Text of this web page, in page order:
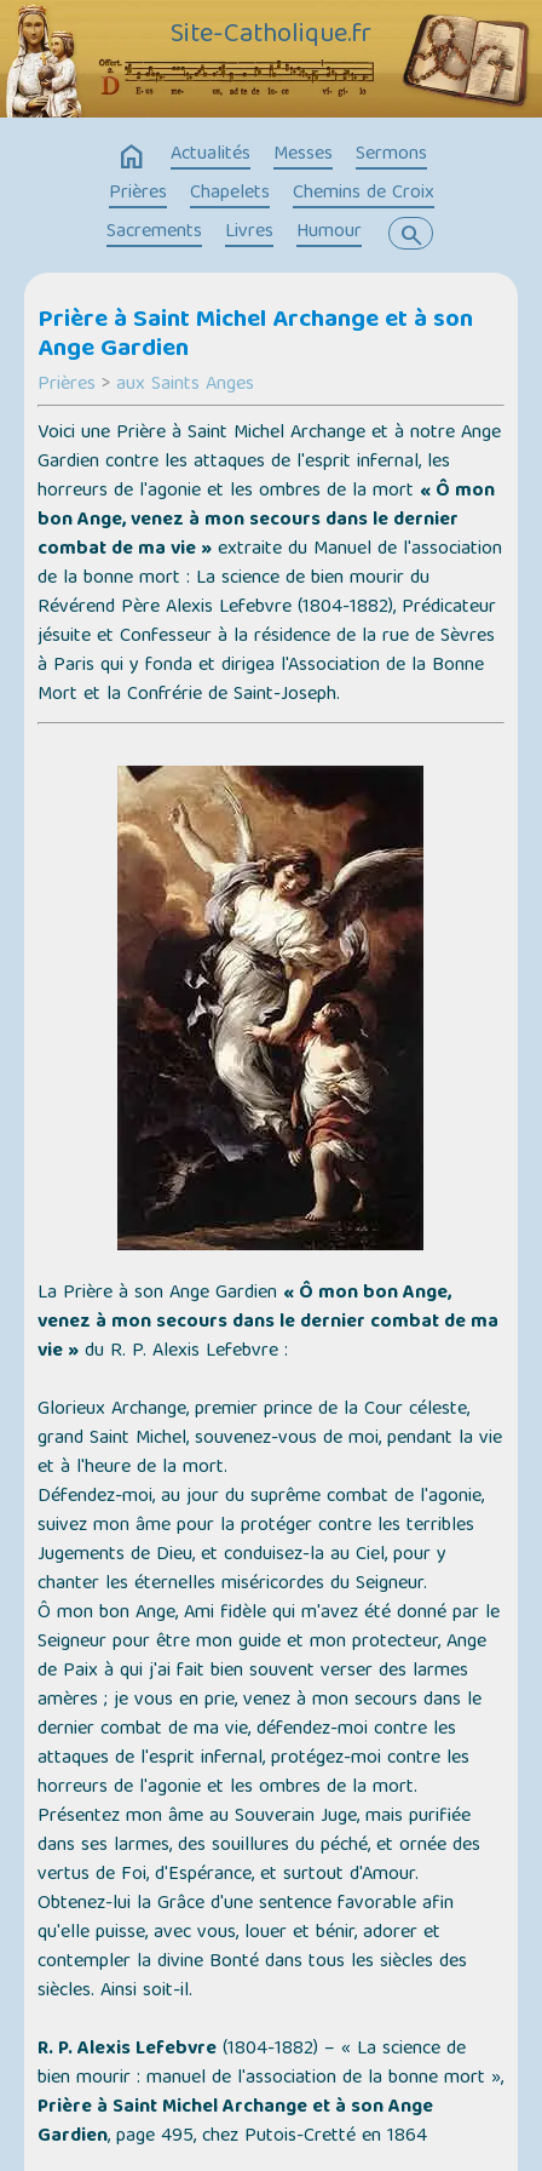
Site-Catholique.fr
home Actualités Messes
Sermons
Prières
Chapelets
Chemins de Croix
Sacrements
Livres Humour search
Prière à Saint Michel Archange et à son
Ange Gardien
Prières > aux Saints Anges
Voici une Prière à Saint Michel Archange et à notre Ange
Gardien contre les attaques de l'esprit infernal, les
horreurs de l'agonie et les ombres de la mort « Ô mon
bon Ange, venez à mon secours dans le dernier
combat de ma vie »extraite du Manuel de l'association
de la bonne mort : La science de bien mourirdu
Révérend Père Alexis Lefebvre (1804-1882), Prédicateur
jésuite et Confesseur à la résidence de la rue de Sèvres
à Paris qui y fonda et dirigea l'Association de la Bonne
Mort et la Confrérie de Saint-Joseph.
La Prière à son Ange Gardien « Ô mon bon Ange,
venez à mon secours dans le dernier combat de ma
vie »du R. P. Alexis Lefebvre :
Glorieux Archange, premier prince de la Cour céleste,
grand Saint Michel, souvenez-vous de moi, pendant la vie
et à l'heure de la mort.
Défendez-moi, au jour du suprême combat de l'agonie,
suivez mon âme pour la protéger contre les terribles
Jugements de Dieu, et conduisez-la au Ciel, pour y
chanter les éternelles miséricordes du Seigneur.
Ô mon bon Ange, Ami fidèle qui m'avez été donné par le
Seigneur pour être mon guide et mon protecteur, Ange
de Paix à qui j'ai fait bien souvent verser des larmes
amères ; je vous en prie, venez à mon secours dans le
dernier combat de ma vie, défendez-moi contre les
attaques de l'esprit infernal, protégez-moi contre les
horreurs de l'agonie et les ombres de la mort.
Présentez mon âme au Souverain Juge, mais purifiée
dans ses larmes, des souillures du péché, et ornée des
vertus de Foi, d'Espérance, et surtout d'Amour.
Obtenez-lui la Grâce d'une sentence favorable afin
qu'elle puisse, avec vous, louer et bénir, adorer et
contempler la divine Bonté dans tous les siècles des
siècles. Ainsi soit-il.
R. P. Alexis Lefebvre(1804-1882) –« La science de
bien mourir : manuel de l'association de la bonne mort »,
Prière à Saint Michel Archange et à son Ange
Gardien, page 495, chez Putois-Cretté en 1864